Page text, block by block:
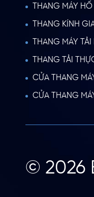
THANG MÁY HỐ
THANG KÍNH
THANG MÁY
THANG TẢI
CỬA THANG
CỬA THANG
© 2026